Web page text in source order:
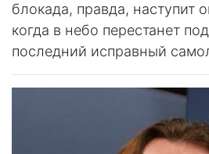
блокада, правда, наступит
когда в небо перестанет
последний исправный